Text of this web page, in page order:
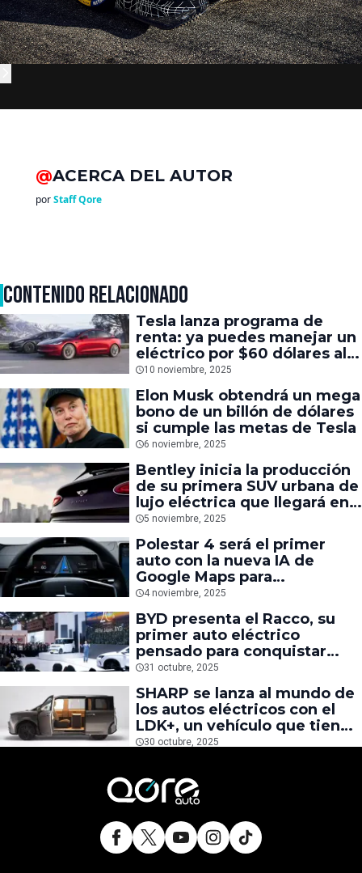
@ACERCA DEL AUTOR
porStaff Qore
CONTENIDO RELACIONADO
Tesla lanza programa de
renta: ya puedes manejar un
eléctrico por $60 dólares al
día
10 noviembre, 2025
Elon Musk obtendrá un mega
bono de un billón de dólares
si cumple las metas de Tesla
6 noviembre, 2025
Bentley inicia la producción
de su primera SUV urbana de
lujo eléctrica que llegará en
2026
5 noviembre, 2025
Polestar 4 será el primer
auto con la nueva IA de
Google Maps para
mantenerte en el carril
correcto
4 noviembre, 2025
BYD presenta el Racco, su
primer auto eléctrico
pensado para conquistar
mercados fuera de China
31 octubre, 2025
SHARP se lanza al mundo de
los autos eléctricos con el
LDK+, un vehículo que tiene
sala y comedor en su interior
30 octubre, 2025